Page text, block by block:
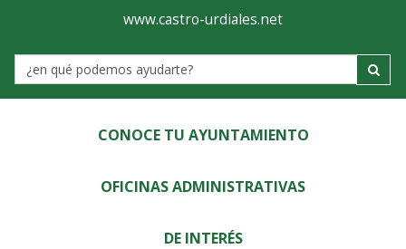
Ayuntamiento
de
Castro-
Urdiales
www.castro-urdiales.net
Label
CONOCE TU AYUNTAMIENTO
OFICINAS ADMINISTRATIVAS
DE INTERÉS